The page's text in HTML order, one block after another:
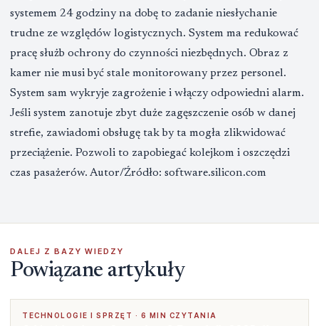
systemem 24 godziny na dobę to zadanie niesłychanie
trudne ze względów logistycznych. System ma redukować
pracę służb ochrony do czynności niezbędnych. Obraz z
kamer nie musi być stale monitorowany przez personel.
System sam wykryje zagrożenie i włączy odpowiedni alarm.
Jeśli system zanotuje zbyt duże zagęszczenie osób w danej
strefie, zawiadomi obsługę tak by ta mogła zlikwidować
przeciążenie. Pozwoli to zapobiegać kolejkom i oszczędzi
czas pasażerów. Autor/Źródło: software.silicon.com
DALEJ Z BAZY WIEDZY
Powiązane artykuły
TECHNOLOGIE I SPRZĘT · 6 MIN CZYTANIA